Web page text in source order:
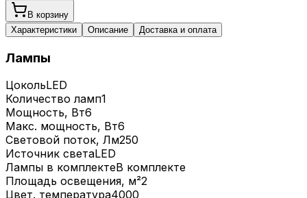
В корзину
Характеристики
Описание Доставка и оплата
Лампы
ЦокольLED
Количество ламп1
Мощность, Вт6
Макс. мощность, Вт6
Световой поток, Лм250
Источник светаLED
Лампы в комплектеВ комплекте
Площадь освещения, м²2
Цвет. температура4000